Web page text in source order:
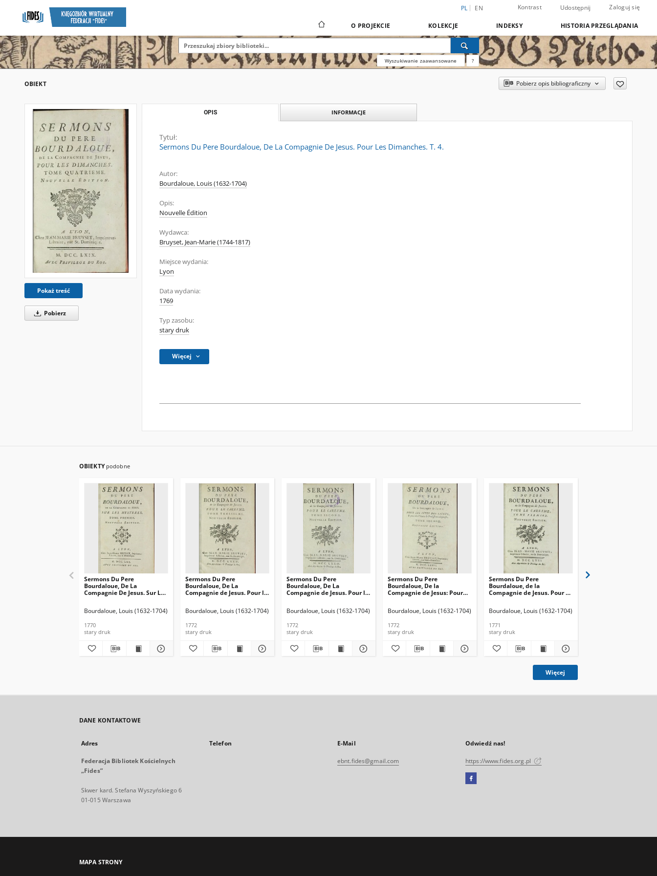
PL EN Kontrast Udostępnij Zaloguj się
O PROJEKCIE KOLEKCJE INDEKSY HISTORIA PRZEGLĄDANIA
Wyszukiwanie zaawansowane ?
OBIEKT Pobierz opis bibliograficzny
Pokaż treść
Pobierz
OPIS INFORMACJE
Tytuł:
Sermons Du Pere Bourdaloue, De La Compagnie De Jesus. Pour Les Dimanches. T. 4.
Autor:
Bourdaloue, Louis (1632-1704)
Opis:
Nouvelle Édition
Wydawca:
Bruyset, Jean-Marie (1744-1817)
Miejsce wydania:
Lyon
Data wydania:
1769
Typ zasobu:
stary druk
Więcej
OBIEKTY podobne
Sermons Du Pere
Bourdaloue, De La
Compagnie De Jesus. Sur Les
Bourdaloue, Louis (1632-1704)
1770
stary druk
Sermons Du Pere
Bourdaloue, De La
Compagnie de Jesus. Pour le
Bourdaloue, Louis (1632-1704)
1772
stary druk
Sermons Du Pere
Bourdaloue, De La
Compagnie de Jesus. Pour le
Bourdaloue, Louis (1632-1704)
1772
stary druk
Sermons Du Pere
Bourdaloue, De la
Compagnie de Jesus: Pour
religieuses. T. 2
Bourdaloue, Louis (1632-1704)
1772
stary druk
Sermons Du Pere
Bourdaloue, de la
Compagnie de Jesus. Pour Le
Bourdaloue, Louis (1632-1704)
1771
stary druk
Więcej
DANE KONTAKTOWE
Adres
Federacja Bibliotek Kościelnych
„Fides”
Skwer kard. Stefana Wyszyńskiego 6
01-015 Warszawa
Telefon E-Mail
ebnt.fides@gmail.com
Odwiedź nas!
https://www.fides.org.pl
Facebook
nowej
MAPA STRONY